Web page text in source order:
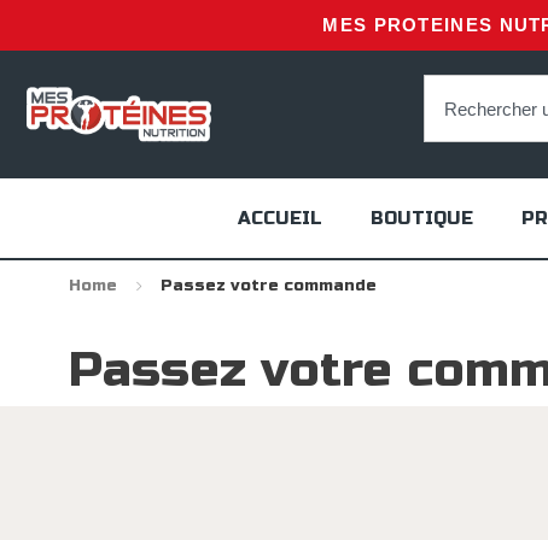
MES PROTEINES
ACCUEIL BOUTIQUE
Passez votre
Home Passez votre commande